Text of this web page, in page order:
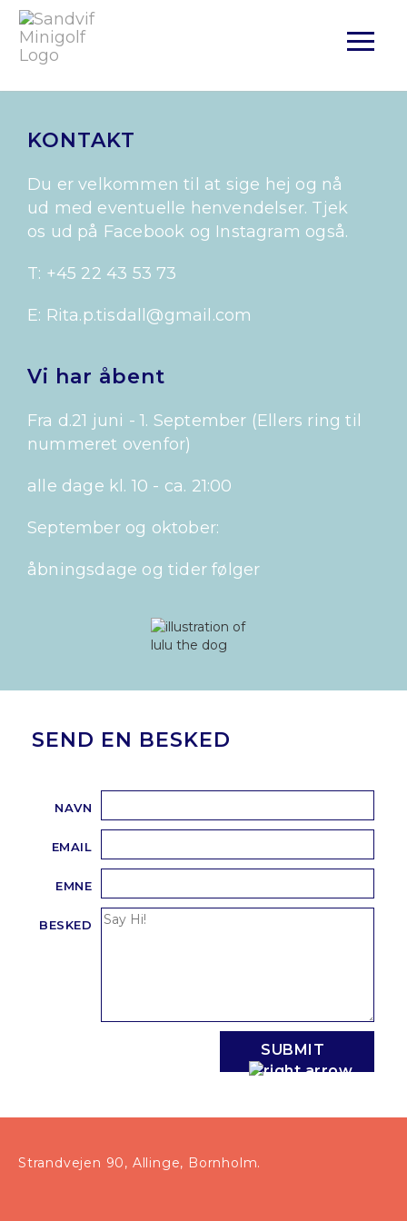
KONTAKT
Du er velkommen til at sige hej og nå
ud med eventuelle henvendelser. Tjek
os ud på Facebook og Instagram også.
T: +45 22 43 53 73
E: Rita.p.tisdall@gmail.com
Vi har åbent
Fra d.21 juni - 1. September (Ellers ring til
nummeret ovenfor)
alle dage kl. 10 - ca. 21:00
September og oktober:
åbningsdage og tider følger
SEND EN BESKED
NAVN
EMAIL
EMNE
BESKED
SUBMIT
Strandvejen 90, Allinge, Bornholm.